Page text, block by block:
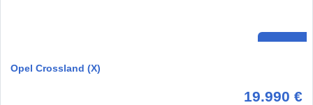
Opel Crossland (X)
19.990 €